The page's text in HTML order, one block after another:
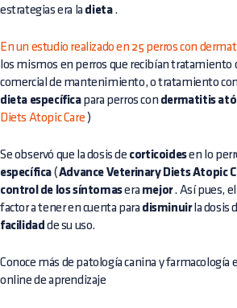
estrategias era la dieta.
En un estudio realizado en 25 perros con
los mismos en perros que recibían tratamiento
comercial de mantenimiento, o tratamiento con
dieta específicapara perros con dermatitis
Diets Atopic Care )
Se observó que la dosis de corticoidesen lo
específica ( Advance Veterinary Diets Atopic
control de los síntomasera mejor. Así pues, el
factor a tener en cuenta para disminuirla dosis
facilidad de su uso.
Conoce más de patología canina y farmacología
online de aprendizaje